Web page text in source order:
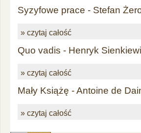
Syzyfowe prace - Stefan
» czytaj całość
Quo vadis - Henryk
» czytaj całość
Mały Książę - Antoine de
» czytaj całość